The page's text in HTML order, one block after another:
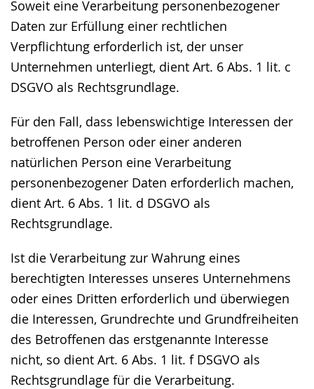
Soweit eine Verarbeitung personenbezogener
Daten zur Erfüllung einer rechtlichen
Verpflichtung erforderlich ist, der unser
Unternehmen unterliegt, dient Art. 6 Abs. 1 lit. c
DSGVO als Rechtsgrundlage.
Für den Fall, dass lebenswichtige Interessen der
betroffenen Person oder einer anderen
natürlichen Person eine Verarbeitung
personenbezogener Daten erforderlich machen,
dient Art. 6 Abs. 1 lit. d DSGVO als
Rechtsgrundlage.
Ist die Verarbeitung zur Wahrung eines
berechtigten Interesses unseres Unternehmens
oder eines Dritten erforderlich und überwiegen
die Interessen, Grundrechte und Grundfreiheiten
des Betroffenen das erstgenannte Interesse
nicht, so dient Art. 6 Abs. 1 lit. f DSGVO als
Rechtsgrundlage für die Verarbeitung.